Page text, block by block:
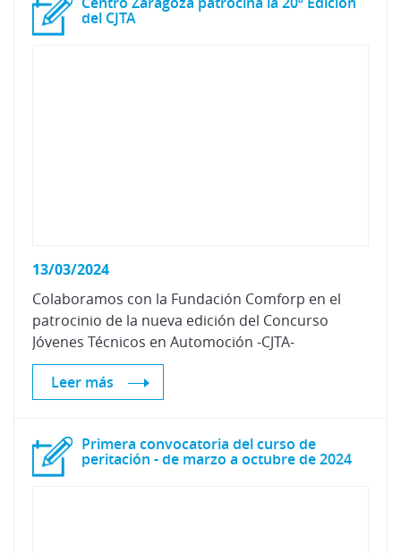
del CJTA
13/03/2024
Colaboramos con la Fundación Comforp en el
patrocinio de la nueva edición del Concurso
Jóvenes Técnicos en Automoción -CJTA-
Leer más
Primera convocatoria del curso de
peritación - de marzo a octubre de 2024